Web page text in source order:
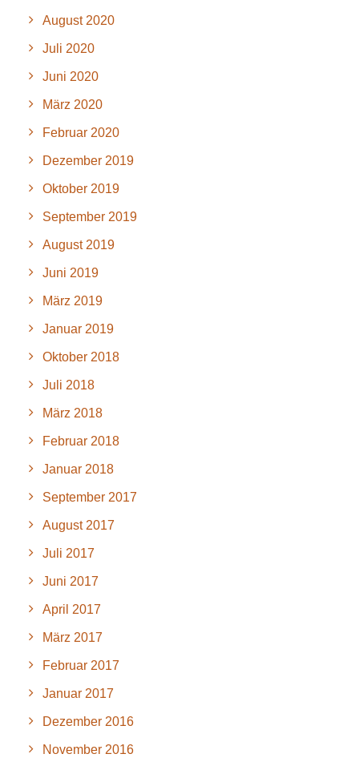
August 2020
Juli 2020
Juni 2020
März 2020
Februar 2020
Dezember 2019
Oktober 2019
September 2019
August 2019
Juni 2019
März 2019
Januar 2019
Oktober 2018
Juli 2018
März 2018
Februar 2018
Januar 2018
September 2017
August 2017
Juli 2017
Juni 2017
April 2017
März 2017
Februar 2017
Januar 2017
Dezember 2016
November 2016